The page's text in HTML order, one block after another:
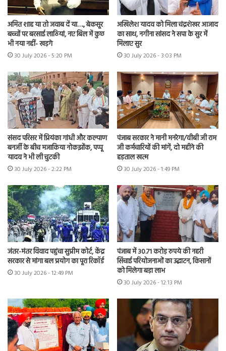
अमित शाह या तो जवाब दें या…., बेकसूर
बच्चों पर बरसाई लाठियां, नए बिल में कुछ
भी नया नहीं- खड़गे
30 July 2026 - 5:20 PM
अखिलेश यादव को मिला चंद्रशेखर आजाद
का साथ, नगीना सांसद ने सपा के सुर में
मिलाए सुर
30 July 2026 - 3:03 PM
संसद परिसर में प्रियंका गांधी और कल्याण
बनर्जी के बीच मजाकिया नोकझोंक, पप्पू
यादव ने भी ली चुटकी
30 July 2026 - 2:22 PM
पंजाब सरकार ने मानी मनरेगा/वीबी जी राम
जी कर्मचारियों की मांगें, दो महीने की
हड़ताल खत्म
30 July 2026 - 1:49 PM
जंतर-मंतर विवाद पहुंचा सुप्रीम कोर्ट, केंद्र
सरकार से मांगा बल प्रयोग का पूरा रिकॉर्ड
30 July 2026 - 12:49 PM
पंजाब में 30.71 करोड़ रुपये की नहरी
सिंचाई परियोजनाओं का उद्घाटन, किसानों
को मिलेगा बड़ा लाभ
30 July 2026 - 12:13 PM